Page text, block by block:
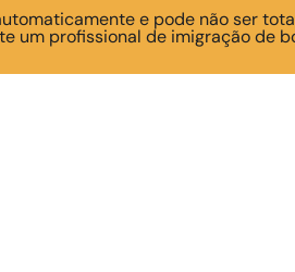
e pode não ser
um profissional de imigração de